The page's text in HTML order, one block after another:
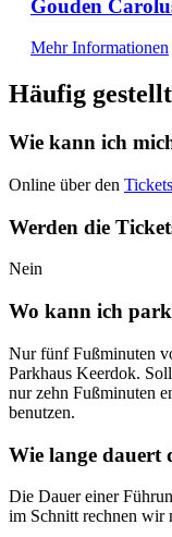
Gouden
Mehr Informationen
Häufig
Wie kann ich
Online über den
Werden die
Nein
Wo kann ich
Nur fünf Fußminuten
Parkhaus Keerdok.
nur zehn Fußminuten
benutzen.
Wie lange dauert
Die Dauer einer
im Schnitt rechnen wir